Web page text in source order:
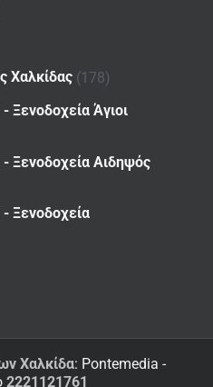
Χαλκίδας (178)
Ξενοδοχεία Άγιοι
- Ξενοδοχεία Αιδηψός
Ξενοδοχεία
Χαλκίδα: Pontemedia -
2221121761